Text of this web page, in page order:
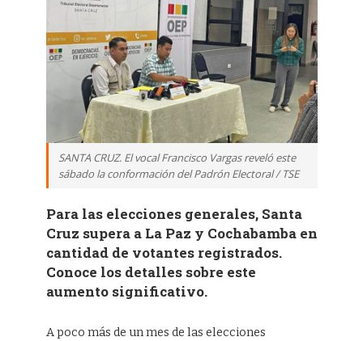
SANTA CRUZ. El vocal Francisco Vargas reveló este
sábado la conformación del Padrón Electoral / TSE
Para las elecciones generales, Santa
Cruz supera a La Paz y Cochabamba en
cantidad de votantes registrados.
Conoce los detalles sobre este
aumento significativo.
A poco más de un mes de las elecciones